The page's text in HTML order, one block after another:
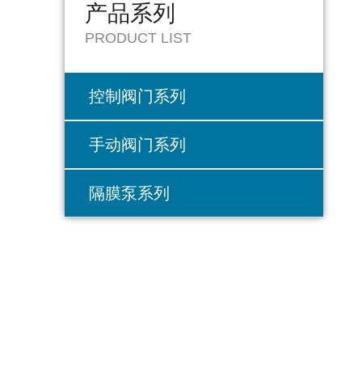
产品系列
PRODUCT LIST
控制阀门系列
手动阀门系列
隔膜泵系列